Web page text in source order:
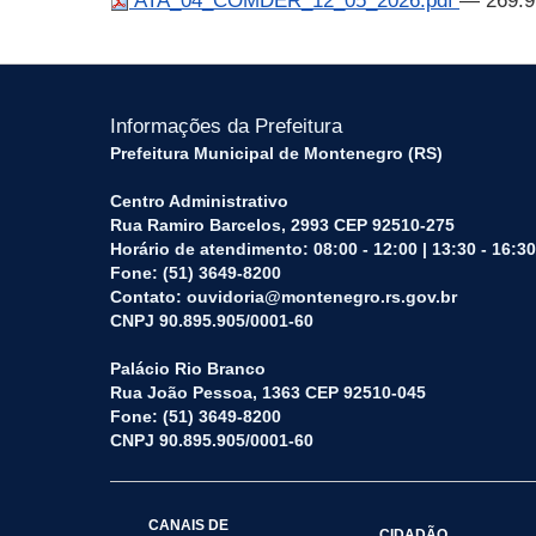
Informações da Prefeitura
Prefeitura Municipal de Montenegro (RS)
Centro Administrativo
Rua Ramiro Barcelos, 2993 CEP 92510-275
Horário de atendimento: 08:00 - 12:00 | 13:30 - 16:30
Fone: (51) 3649-8200
Contato: ouvidoria@montenegro.rs.gov.br
CNPJ 90.895.905/0001-60
Palácio Rio Branco
Rua João Pessoa, 1363 CEP 92510-045
Fone: (51) 3649-8200
CNPJ 90.895.905/0001-60
CANAIS DE